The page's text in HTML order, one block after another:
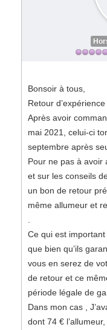
Bonsoir à tous,
Retour
Après avoir
mai 2021, celui-ci
septembre après
Pour ne pas à avoir
et sur les conseils
un bon de retour
même allumeur et
Ce qui est important
que bien qu’ils
vous en serez de
de retour et ce
période légale de
Dans mon cas ,
dont 74 €